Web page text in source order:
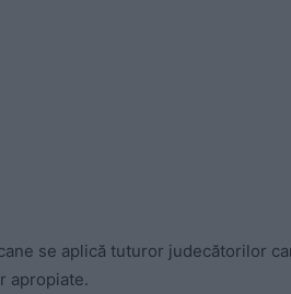
se aplică tuturor judecătorilor
apropiate.